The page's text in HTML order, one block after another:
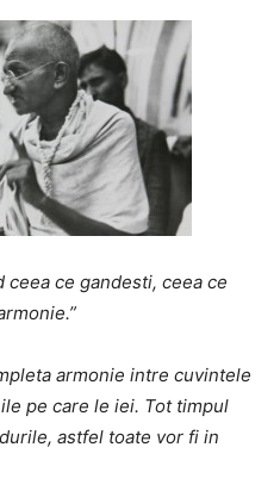
ceea ce gandesti, ceea ce
armonie intre cuvintele
pe care le iei. Tot timpul
astfel toate vor fi in